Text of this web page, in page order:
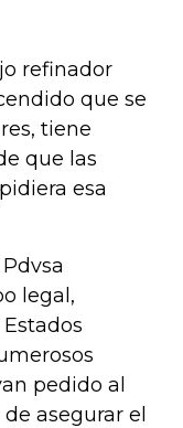
refinador
que se
tiene
que las
esa
legal,
pedido al
asegurar el